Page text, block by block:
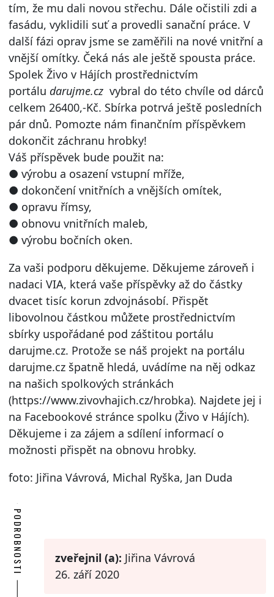
tím, že mu dali novou střechu. Dále očistili zdi a
fasádu, vyklidili suť a provedli sanační práce. V
další fázi oprav jsme se zaměřili na nové vnitřní a
vnější omítky. Čeká nás ale ještě spousta práce.
Spolek Živo v Hájích prostřednictvím
portálu darujme.cz vybral do této chvíle od dárců
celkem 26400,-Kč. Sbírka potrvá ještě posledních
pár dnů. Pomozte nám finančním příspěvkem
dokončit záchranu hrobky!
Váš příspěvek bude použit na:
● výrobu a osazení vstupní mříže,
● dokončení vnitřních a vnějších omítek,
● opravu římsy,
● obnovu vnitřních maleb,
● výrobu bočních oken.
Za vaši podporu děkujeme. Děkujeme zároveň i
nadaci VIA, která vaše příspěvky až do částky
dvacet tisíc korun zdvojnásobí. Přispět
libovolnou částkou můžete prostřednictvím
sbírky uspořádané pod záštitou portálu
darujme.cz. Protože se náš projekt na portálu
darujme.cz špatně hledá, uvádíme na něj odkaz
na našich spolkových stránkách
(https://www.zivovhajich.cz/hrobka). Najdete jej i
na Facebookové stránce spolku (Živo v Hájích).
Děkujeme i za zájem a sdílení informací o
možnosti přispět na obnovu hrobky.
foto: Jiřina Vávrová, Michal Ryška, Jan Duda
PODROBNOSTI zveřejnil (a): Jiřina Vávrová
26. září 2020